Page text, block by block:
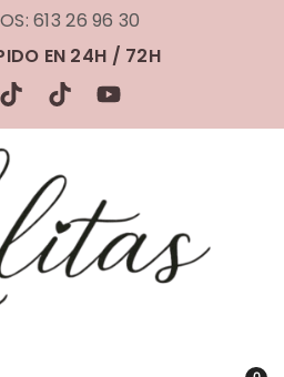
613 26 96 30
EN 24H / 72H